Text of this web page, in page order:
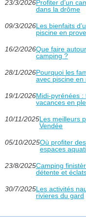
23/3/2026Profiter d’un
dans la drôme
09/3/2026Les bienfaits
piscine en
16/2/2026Que faire
camping ?
28/1/2026Pourquoi les
avec piscine en
19/1/2026Midi-pyrénées
vacances en
10/11/2025Les meilleurs
Vendée
05/10/2025Où profiter
espaces
23/8/2025Camping
détente et
30/7/2025Les activités
rivieres du gard